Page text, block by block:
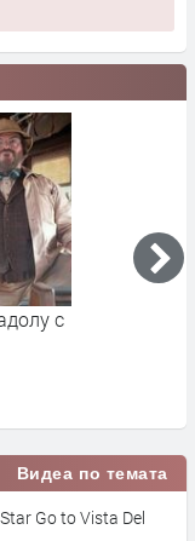
с
Видеа по темата
Go to Vista Del